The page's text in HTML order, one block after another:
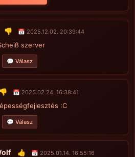
👎 📅 2025.12.02. 20:39:44
szerver
💬 Válasz
👎 📅 2025.02.24. 16:38:41
:C
💬 Válasz
👍 📅 2025.01.14. 16:55:16